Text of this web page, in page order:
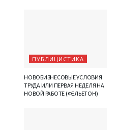
ПУБЛИЦИСТИКА
НОВОБИЗНЕСОВЫЕ УСЛОВИЯ
ТРУДА ИЛИ ПЕРВАЯ НЕДЕЛЯ НА
НОВОЙ РАБОТЕ (ФЕЛЬЕТОН)